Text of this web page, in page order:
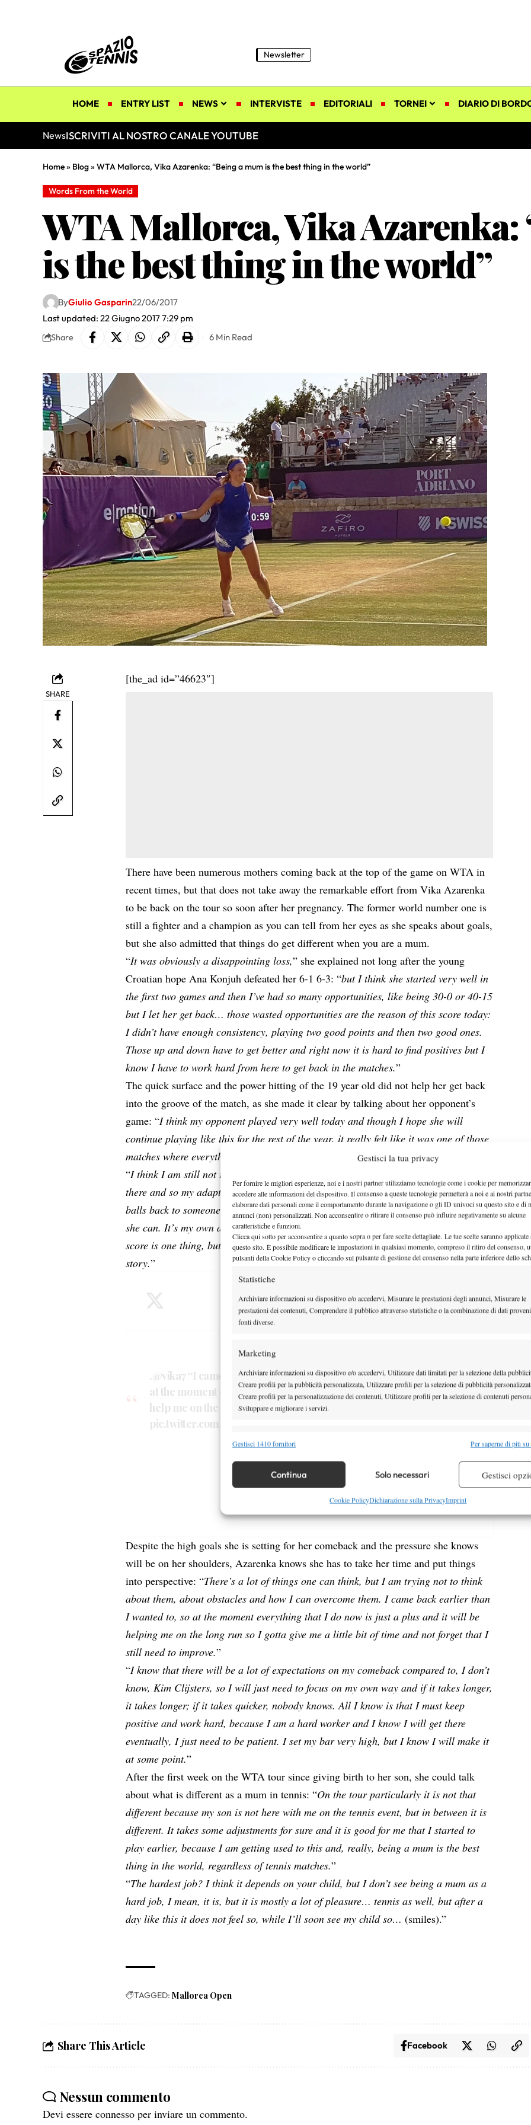
Gestisci la tua privacy
Per fornire le migliori esperienze, noi e i nostri partner utilizziamo tecnologie come i cookie per
accedere alle informazioni del dispositivo. Il consenso a queste tecnologie permetterà a noi e ai nostri
elaborare dati personali come il comportamento durante la navigazione o gli ID univoci su questo sito e di
annunci (non) personalizzati. Non acconsentire o ritirare il consenso può influire negativamente su alcune
caratteristiche e funzioni.
Clicca qui sotto per acconsentire a quanto sopra o per fare scelte dettagliate. Le tue scelte saranno applicate
questo sito. È possibile modificare le impostazioni in qualsiasi momento, compreso il ritiro del consenso,
pulsanti della Cookie Policy o cliccando sul pulsante di gestione del consenso nella parte inferiore dello
Statistiche
Archiviare informazioni su dispositivo e/o accedervi, Misurare le prestazioni degli annunci, Misurare le
prestazioni dei contenuti, Comprendere il pubblico attraverso statistiche o la combinazione di dati
fonti diverse.
Marketing
Archiviare informazioni su dispositivo e/o accedervi, Utilizzare dati limitati per la selezione della
Creare profili per la pubblicità personalizzata, Utilizzare profili per la selezione di pubblicità
Creare profili per la personalizzazione dei contenuti, Utilizzare profili per la selezione di contenuti
Sviluppare e migliorare i servizi.
Funzionalità
Identificare i dispositivi in base alle informazioni trasmesse automaticamente.
Garantire la sicurezza, prevenire e rilevare frodi, correggere errori,
Erogare e presentare pubblicità e contenuto, Salvare e comunicare le
Gestisci 1410 fornitori Per saperne di più
Continua Solo necessari Gestisci
Cookie PolicyDichiarazione sulla PrivacyImprint
Newsletter
HOME ENTRY LIST NEWS INTERVISTE EDITORIALI TORNEI DIARIO DI
NewsISCRIVITI AL NOSTRO CANALE YOUTUBE
Home» Blog» WTA Mallorca, Vika Azarenka: “Being a mum is the best thing in the world”
Words From the World
WTA Mallorca, Vika Azarenka:
is the best thing in the world”
Last updated: 22 Giugno 2017 7:29 pm
ByGiulio Gasparin22/06/2017
Share 6 Min Read
SHARE
[the_ad id=”46623″]
There have been numerous mothers coming back at the top of the game on WTA in
recent times, but that does not take away the remarkable effort from Vika Azarenka
to be back on the tour so soon after her pregnancy. The former world number one is
still a fighter and a champion as you can tell from her eyes as she speaks about goals,
but she also admitted that things do get different when you are a mum.
“It was obviously a disappointing loss,” she explained not long after the young
Croatian hope Ana Konjuh defeated her 6-1 6-3: “but I think she started very well in
the first two games and then I’ve had so many opportunities, like being 30-0 or 40-15
but I let her get back… those wasted opportunities are the reason of this score today:
I didn’t have enough consistency, playing two good points and then two good ones.
Those up and down have to get better and right now it is hard to find positives but I
know I have to work hard from here to get back in the matches.”
The quick surface and the power hitting of the 19 year old did not help her get back
into the groove of the match, as she made it clear by talking about her opponent’s
game: “I think my opponent played very well today and though I hope she will
continue playing like this for the rest of the year, it really felt like it was one of those
matches where everything was just going one way.
“I think I am still not there in the matches and this will take time: my reaction is not
there and so my adaptation like here when I went from someone who brings a lot of
balls back to someone who basically closes her eyes and hits everything as hard as
she can. It’s my own adjustment and it’s something I need to improve. As I said, the
score is one thing, but if I took some of these opportunities it would be a different
story.”
.@vika7 “I came back earlier than I wanted to,so
at the moment everything is just a plus and it will
help me on the long run”#MallorcaOpen
pic.twitter.com/IxN6Rh2Mu5
— Giulio Gasparin
(@GiulioGasparin)
Fai clic su "Accetto" per abilitare Twitter
Cookie Policy
Despite the high goals she is setting for her comeback and the pressure she knows
will be on her shoulders, Azarenka knows she has to take her time and put things
into perspective: “There’s a lot of things one can think, but I am trying not to think
about them, about obstacles and how I can overcome them. I came back earlier than
I wanted to, so at the moment everything that I do now is just a plus and it will be
helping me on the long run so I gotta give me a little bit of time and not forget that I
still need to improve.”
“I know that there will be a lot of expectations on my comeback compared to, I don’t
know, Kim Clijsters, so I will just need to focus on my own way and if it takes longer,
it takes longer; if it takes quicker, nobody knows. All I know is that I must keep
positive and work hard, because I am a hard worker and I know I will get there
eventually, I just need to be patient. I set my bar very high, but I know I will make it
at some point.”
After the first week on the WTA tour since giving birth to her son, she could talk
about what is different as a mum in tennis: “On the tour particularly it is not that
different because my son is not here with me on the tennis event, but in between it is
different. It takes some adjustments for sure and it is good for me that I started to
play earlier, because I am getting used to this and, really, being a mum is the best
thing in the world, regardless of tennis matches.”
“The hardest job? I think it depends on your child, but I don’t see being a mum as a
hard job, I mean, it is, but it is mostly a lot of pleasure… tennis as well, but after a
day like this it does not feel so, while I’ll soon see my child so… (smiles).”
TAGGED: Mallorca Open
Share This Article Facebook
Nessun commento
Devi essere connesso per inviare un commento.